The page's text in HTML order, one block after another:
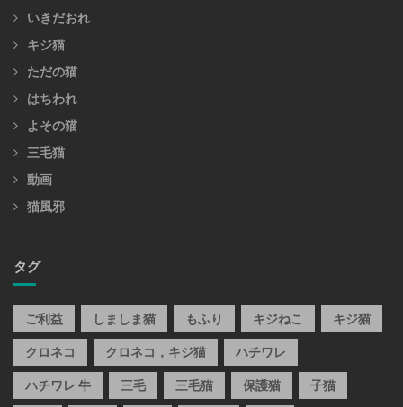
いきだおれ
キジ猫
ただの猫
はちわれ
よその猫
三毛猫
動画
猫風邪
タグ
ご利益 しましま猫 もふり キジねこ キジ猫
クロネコ クロネコ，キジ猫 ハチワレ
ハチワレ 牛 三毛 三毛猫 保護猫 子猫